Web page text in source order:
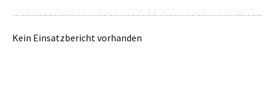
Kein Einsatzbericht vorhanden